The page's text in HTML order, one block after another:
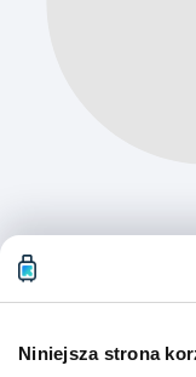
Niniejsza strona